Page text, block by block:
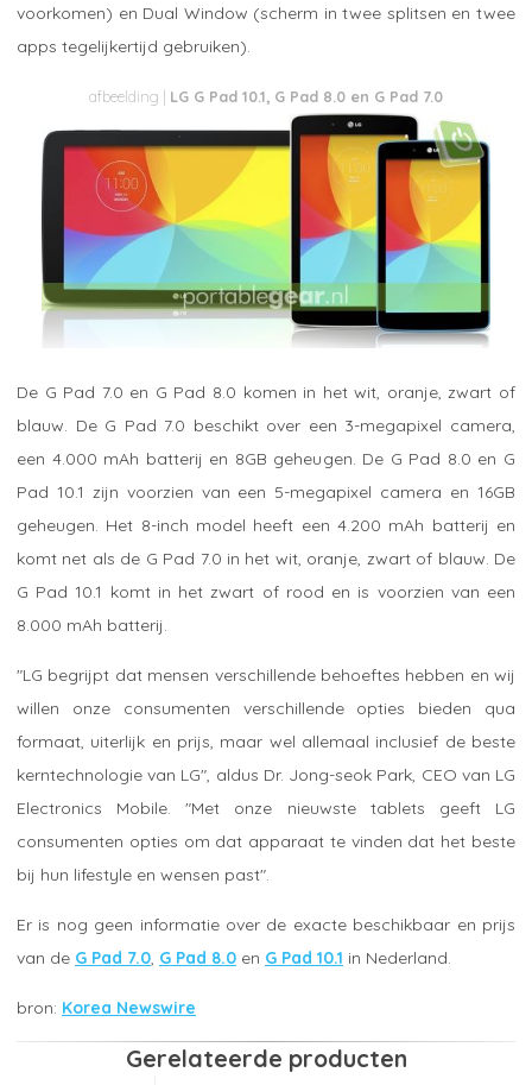
voorkomen) en Dual Window (scherm in twee splitsen en twee
apps tegelijkertijd gebruiken).
LG G Pad 10.1, G Pad 8.0 en G Pad 7.0
De G Pad 7.0 en G Pad 8.0 komen in het wit, oranje, zwart of
blauw. De G Pad 7.0 beschikt over een 3-megapixel camera,
een 4.000 mAh batterij en 8GB geheugen. De G Pad 8.0 en G
Pad 10.1 zijn voorzien van een 5-megapixel camera en 16GB
geheugen. Het 8-inch model heeft een 4.200 mAh batterij en
komt net als de G Pad 7.0 in het wit, oranje, zwart of blauw. De
G Pad 10.1 komt in het zwart of rood en is voorzien van een
8.000 mAh batterij.
"LG begrijpt dat mensen verschillende behoeftes hebben en wij
willen onze consumenten verschillende opties bieden qua
formaat, uiterlijk en prijs, maar wel allemaal inclusief de beste
kerntechnologie van LG", aldus Dr. Jong-seok Park, CEO van LG
Electronics Mobile. "Met onze nieuwste tablets geeft LG
consumenten opties om dat apparaat te vinden dat het beste
bij hun lifestyle en wensen past".
Er is nog geen informatie over de exacte beschikbaar en prijs
van de G Pad 7.0, G Pad 8.0 en G Pad 10.1 in Nederland.
Korea Newswire
Gerelateerde producten